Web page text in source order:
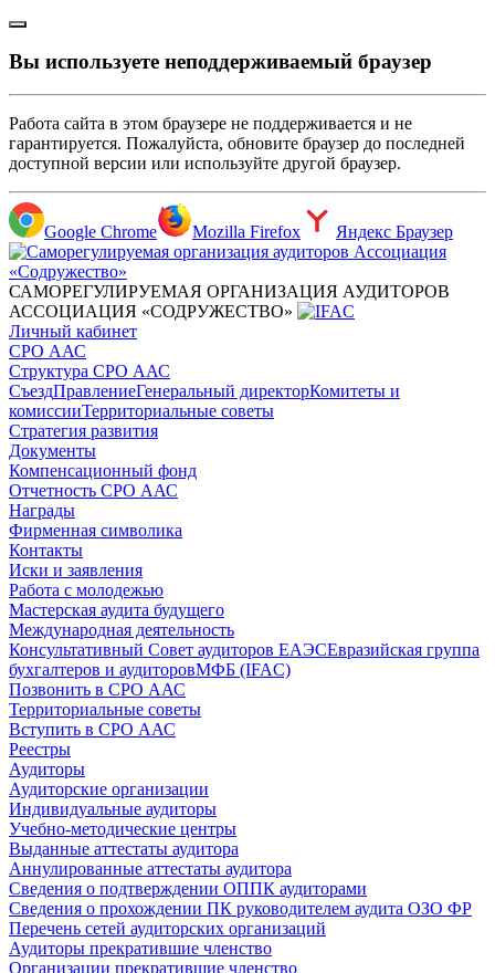
Вы используете неподдерживаемый браузер
Работа сайта в этом браузере не поддерживается и не
гарантируется. Пожалуйста, обновите браузер до последней
доступной версии или используйте другой браузер.
Google Chrome Mozilla Firefox Яндекс Браузер
САМОРЕГУЛИРУЕМАЯ ОРГАНИЗАЦИЯ АУДИТОРОВ
АССОЦИАЦИЯ «СОДРУЖЕСТВО»
Личный кабинет
СРО ААС
Структура СРО ААС
СъездПравлениеГенеральный директорКомитеты и
комиссииТерриториальные советы
Стратегия развития
Документы
Компенсационный фонд
Отчетность СРО ААС
Награды
Фирменная символика
Контакты
Иски и заявления
Работа с молодежью
Мастерская аудита будущего
Международная деятельность
Консультативный Совет аудиторов ЕАЭСЕвразийская группа
бухгалтеров и аудиторовМФБ (IFAC)
Позвонить в СРО ААС
Территориальные советы
Вступить в СРО ААС
Реестры
Аудиторы
Аудиторские организации
Индивидуальные аудиторы
Учебно-методические центры
Выданные аттестаты аудитора
Аннулированные аттестаты аудитора
Сведения о подтверждении ОППК аудиторами
Сведения о прохождении ПК руководителем аудита ОЗО ФР
Перечень сетей аудиторских организаций
Аудиторы прекратившие членство
Организации прекратившие членство